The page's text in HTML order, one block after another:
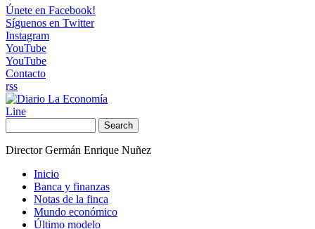
Únete en Facebook!
Síguenos en Twitter
Instagram
YouTube
YouTube
Contacto
rss
Line
Search
Director Germán Enrique Nuñez
Inicio
Banca y finanzas
Notas de la finca
Mundo económico
Último modelo